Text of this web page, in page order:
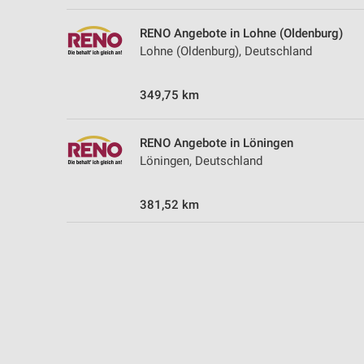
RENO Angebote in Lohne (Oldenburg)
Lohne (Oldenburg), Deutschland
349,75 km
RENO Angebote in Löningen
Löningen, Deutschland
381,52 km
Analyse von Zielgruppen durch Statistiken oder Kombinationen
Entwicklung und Verbesserung der Angebote
IAB-Besonderheiten:
Geräte anhand von aktiv angeforderten Informationen